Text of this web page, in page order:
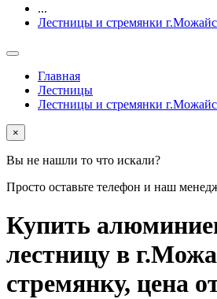
...
Лестницы и стремянки
Главная
Лестницы
Лестницы и стремянки
×
Вы не нашли то что искали?
Просто оставьте телефон и наш
Купить
лестницу в
стремянку, цена